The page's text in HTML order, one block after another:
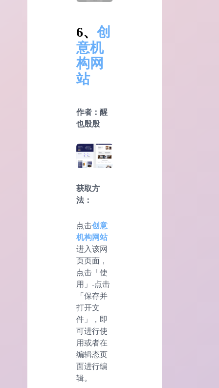
6、 创
意机
构网
站
作者：醒
也殷殷
获取方
法：
点击创意
机构网站
进入该网
页页面，
点击「使
用」-点击
「保存并
打开文
件」，即
可进行使
用或者在
编辑态页
面进行编
辑。